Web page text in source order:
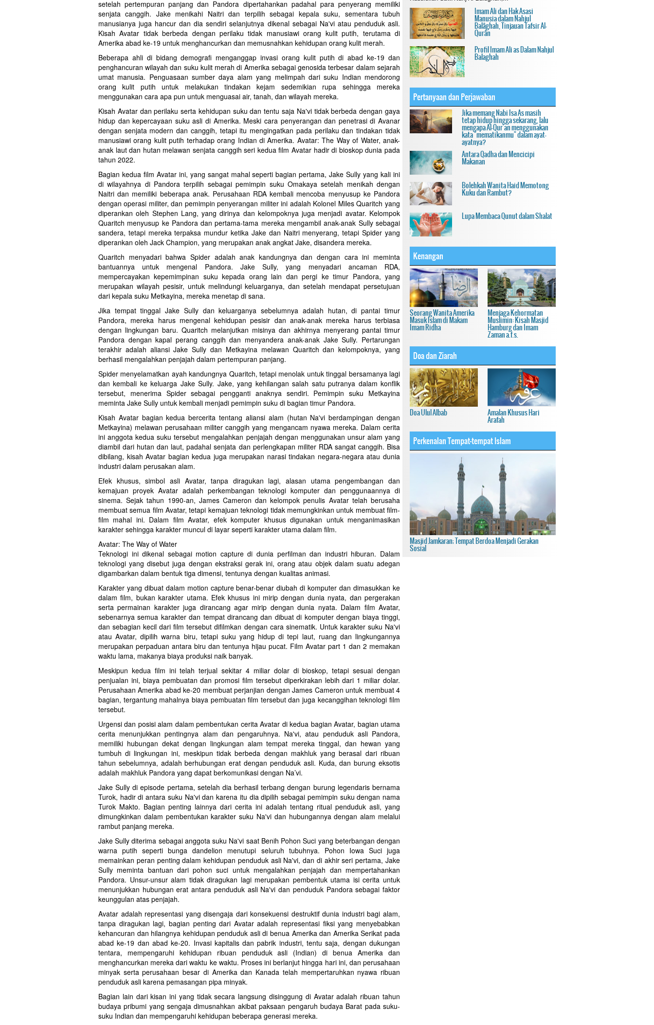
setelah pertempuran panjang dan Pandora dipertahankan padahal para penyerang memiliki
senjata canggih. Jake menikahi Naitri dan terpilih sebagai kepala suku, sementara tubuh
manusianya juga hancur dan dia sendiri selanjutnya dikenal sebagai Na'vi atau penduduk asli.
Kisah Avatar tidak berbeda dengan perilaku tidak manusiawi orang kulit putih, terutama di
Amerika abad ke-19 untuk menghancurkan dan memusnahkan kehidupan orang kulit merah.
Beberapa ahli di bidang demografi menganggap invasi orang kulit putih di abad ke-19 dan
penghancuran wilayah dan suku kulit merah di Amerika sebagai genosida terbesar dalam sejarah
umat manusia. Penguasaan sumber daya alam yang melimpah dari suku Indian mendorong
orang kulit putih untuk melakukan tindakan kejam sedemikian rupa sehingga mereka
menggunakan cara apa pun untuk menguasai air, tanah, dan wilayah mereka.
Kisah Avatar dan perilaku serta kehidupan suku dan tentu saja Na'vi tidak berbeda dengan gaya
hidup dan kepercayaan suku asli di Amerika. Meski cara penyerangan dan penetrasi di Avanar
dengan senjata modern dan canggih, tetapi itu mengingatkan pada perilaku dan tindakan tidak
manusiawi orang kulit putih terhadap orang Indian di Amerika. Avatar: The Way of Water, anak-
anak laut dan hutan melawan senjata canggih seri kedua film Avatar hadir di bioskop dunia pada
tahun 2022.
Bagian kedua film Avatar ini, yang sangat mahal seperti bagian pertama, Jake Sully yang kali ini
di wilayahnya di Pandora terpilih sebagai pemimpin suku Omakaya setelah menikah dengan
Naitri dan memiliki beberapa anak. Perusahaan RDA kembali mencoba menyusup ke Pandora
dengan operasi militer, dan pemimpin penyerangan militer ini adalah Kolonel Miles Quaritch yang
diperankan oleh Stephen Lang, yang dirinya dan kelompoknya juga menjadi avatar. Kelompok
Quaritch menyusup ke Pandora dan pertama-tama mereka mengambil anak-anak Sully sebagai
sandera, tetapi mereka terpaksa mundur ketika Jake dan Naitri menyerang, tetapi Spider yang
diperankan oleh Jack Champion, yang merupakan anak angkat Jake, disandera mereka.
Quaritch menyadari bahwa Spider adalah anak kandungnya dan dengan cara ini meminta
bantuannya untuk mengenal Pandora. Jake Sully, yang menyadari ancaman RDA,
mempercayakan kepemimpinan suku kepada orang lain dan pergi ke timur Pandora, yang
merupakan wilayah pesisir, untuk melindungi keluarganya, dan setelah mendapat persetujuan
dari kepala suku Metkayina, mereka menetap di sana.
Jika tempat tinggal Jake Sully dan keluarganya sebelumnya adalah hutan, di pantai timur
Pandora, mereka harus mengenal kehidupan pesisir dan anak-anak mereka harus terbiasa
dengan lingkungan baru. Quaritch melanjutkan misinya dan akhirnya menyerang pantai timur
Pandora dengan kapal perang canggih dan menyandera anak-anak Jake Sully. Pertarungan
terakhir adalah aliansi Jake Sully dan Metkayina melawan Quaritch dan kelompoknya, yang
berhasil mengalahkan penjajah dalam pertempuran panjang.
Spider menyelamatkan ayah kandungnya Quaritch, tetapi menolak untuk tinggal bersamanya lagi
dan kembali ke keluarga Jake Sully. Jake, yang kehilangan salah satu putranya dalam konflik
tersebut, menerima Spider sebagai pengganti anaknya sendiri. Pemimpin suku Metkayina
meminta Jake Sully untuk kembali menjadi pemimpin suku di bagian timur Pandora.
Kisah Avatar bagian kedua bercerita tentang aliansi alam (hutan Na'vi berdampingan dengan
Metkayina) melawan perusahaan militer canggih yang mengancam nyawa mereka. Dalam cerita
ini anggota kedua suku tersebut mengalahkan penjajah dengan menggunakan unsur alam yang
diambil dari hutan dan laut, padahal senjata dan perlengkapan militer RDA sangat canggih. Bisa
dibilang, kisah Avatar bagian kedua juga merupakan narasi tindakan negara-negara atau dunia
industri dalam perusakan alam.
Efek khusus, simbol asli Avatar, tanpa diragukan lagi, alasan utama pengembangan dan
kemajuan proyek Avatar adalah perkembangan teknologi komputer dan penggunaannya di
sinema. Sejak tahun 1990-an, James Cameron dan kelompok penulis Avatar telah berusaha
membuat semua film Avatar, tetapi kemajuan teknologi tidak memungkinkan untuk membuat film-
film mahal ini. Dalam film Avatar, efek komputer khusus digunakan untuk menganimasikan
karakter sehingga karakter muncul di layar seperti karakter utama dalam film.
Avatar: The Way of Water
Teknologi ini dikenal sebagai motion capture di dunia perfilman dan industri hiburan. Dalam
teknologi yang disebut juga dengan ekstraksi gerak ini, orang atau objek dalam suatu adegan
digambarkan dalam bentuk tiga dimensi, tentunya dengan kualitas animasi.
Karakter yang dibuat dalam motion capture benar-benar diubah di komputer dan dimasukkan ke
dalam film, bukan karakter utama. Efek khusus ini mirip dengan dunia nyata, dan pergerakan
serta permainan karakter juga dirancang agar mirip dengan dunia nyata. Dalam film Avatar,
sebenarnya semua karakter dan tempat dirancang dan dibuat di komputer dengan biaya tinggi,
dan sebagian kecil dari film tersebut difilmkan dengan cara sinematik. Untuk karakter suku Na'vi
atau Avatar, dipilih warna biru, tetapi suku yang hidup di tepi laut, ruang dan lingkungannya
merupakan perpaduan antara biru dan tentunya hijau pucat. Film Avatar part 1 dan 2 memakan
waktu lama, makanya biaya produksi naik banyak.
Meskipun kedua film ini telah terjual sekitar 4 miliar dolar di bioskop, tetapi sesuai dengan
penjualan ini, biaya pembuatan dan promosi film tersebut diperkirakan lebih dari 1 miliar dolar.
Perusahaan Amerika abad ke-20 membuat perjanjian dengan James Cameron untuk membuat 4
bagian, tergantung mahalnya biaya pembuatan film tersebut dan juga kecanggihan teknologi film
tersebut.
Urgensi dan posisi alam dalam pembentukan cerita Avatar di kedua bagian Avatar, bagian utama
cerita menunjukkan pentingnya alam dan pengaruhnya. Na'vi, atau penduduk asli Pandora,
memiliki hubungan dekat dengan lingkungan alam tempat mereka tinggal, dan hewan yang
tumbuh di lingkungan ini, meskipun tidak berbeda dengan makhluk yang berasal dari ribuan
tahun sebelumnya, adalah berhubungan erat dengan penduduk asli. Kuda, dan burung eksotis
adalah makhluk Pandora yang dapat berkomunikasi dengan Na’vi.
Jake Sully di episode pertama, setelah dia berhasil terbang dengan burung legendaris bernama
Turok, hadir di antara suku Na'vi dan karena itu dia dipilih sebagai pemimpin suku dengan nama
Turok Makto. Bagian penting lainnya dari cerita ini adalah tentang ritual penduduk asli, yang
dimungkinkan dalam pembentukan karakter suku Na'vi dan hubungannya dengan alam melalui
rambut panjang mereka.
Jake Sully diterima sebagai anggota suku Na'vi saat Benih Pohon Suci yang beterbangan dengan
warna putih seperti bunga dandelion menutupi seluruh tubuhnya. Pohon Iowa Suci juga
memainkan peran penting dalam kehidupan penduduk asli Na'vi, dan di akhir seri pertama, Jake
Sully meminta bantuan dari pohon suci untuk mengalahkan penjajah dan mempertahankan
Pandora. Unsur-unsur alam tidak diragukan lagi merupakan pembentuk utama isi cerita untuk
menunjukkan hubungan erat antara penduduk asli Na'vi dan penduduk Pandora sebagai faktor
keunggulan atas penjajah.
Avatar adalah representasi yang disengaja dari konsekuensi destruktif dunia industri bagi alam,
tanpa diragukan lagi, bagian penting dari Avatar adalah representasi fiksi yang menyebabkan
kehancuran dan hilangnya kehidupan penduduk asli di benua Amerika dan Amerika Serikat pada
abad ke-19 dan abad ke-20. Invasi kapitalis dan pabrik industri, tentu saja, dengan dukungan
tentara, mempengaruhi kehidupan ribuan penduduk asli (Indian) di benua Amerika dan
menghancurkan mereka dari waktu ke waktu. Proses ini berlanjut hingga hari ini, dan perusahaan
minyak serta perusahaan besar di Amerika dan Kanada telah mempertaruhkan nyawa ribuan
penduduk asli karena pemasangan pipa minyak.
Bagian lain dari kisan ini yang tidak secara langsung disinggung di Avatar adalah ribuan tahun
budaya pribumi yang sengaja dimusnahkan akibat paksaan pengaruh budaya Barat pada suku-
suku Indian dan mempengaruhi kehidupan beberapa generasi mereka.
Imam Ali dan Hak Asasi
Manusia dalam Nahjul
Balâghah, Tinjauan Tafsir Al-
Qurân
Profil Imam Ali as Dalam Nahjul
Balaghah
Pertanyaan dan Perjawaban
Jika memang Nabi Isa As masih
tetap hidup hingga sekarang, lalu
mengapa Al-Qur'an menggunakan
kata "mematikanmu" dalam ayat-
ayatnya?
Antara Qadha dan Mencicipi
Makanan
Bolehkah Wanita Haid Memotong
Kuku dan Rambut?
Lupa Membaca Qunut dalam Shalat
Kenangan
Seorang Wanita Amerika
Masuk Islam di Makam
Imam Ridha
Menjaga Kehormatan
Muslimin: Kisah Masjid
Hamburg dan Imam
Zaman a.f.s.
Doa dan Ziarah
Doa Ulul Albab Amalan Khusus Hari
Arafah
Perkenalan Tempat-tempat Islam
Masjid Jamkaran; Tempat Berdoa Menjadi Gerakan
Sosial